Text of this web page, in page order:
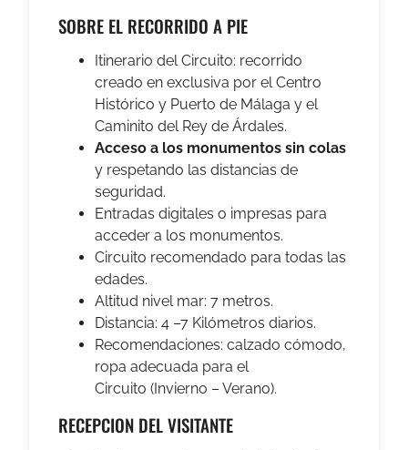
SOBRE EL RECORRIDO A PIE
Itinerario del Circuito: recorrido
creado en exclusiva por el Centro
Histórico y Puerto de Málaga y el
Caminito del Rey de Árdales.
Acceso a los monumentos sin colas
y respetando las distancias de
seguridad.
Entradas digitales o impresas para
acceder a los monumentos.
Circuito recomendado para todas las
edades.
Altitud nivel mar: 7 metros.
Distancia: 4 –7 Kilómetros diarios.
Recomendaciones: calzado cómodo,
ropa adecuada para el
Circuito (Invierno – Verano).
RECEPCION DEL VISITANTE